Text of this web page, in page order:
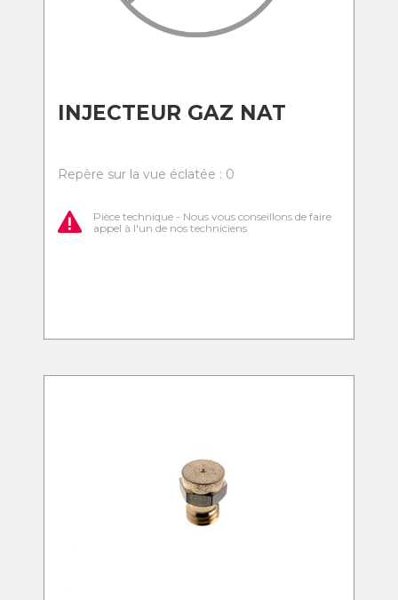
INJECTEUR GAZ NAT
Repère sur la vue éclatée : 0
Pièce technique - Nous vous conseillons de faire
appel à l'un de nos techniciens